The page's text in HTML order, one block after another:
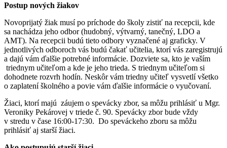
Postup nových žiakov
Novoprijatý žiak musí po príchode do školy zistiť na recepcii, kde
sa nachádza jeho odbor (hudobný, výtvarný, tanečný, LDO a
AMT). Na recepcii budú tieto odbory vyznačené aj graficky. V
jednotlivých odboroch vás budú čakať učitelia, ktorí vás zaregistrujú
a dajú vám ďalšie potrebné informácie. Dozviete sa, kto je vaším
triednym učiteľom a kde je jeho trieda. S triednym učiteľom si
dohodnete rozvrh hodín. Neskôr vám triedny učiteľ vysvetlí všetko
o zaplatení školného a povie vám ďalšie informácie o vyučovaní.
Žiaci, ktorí majú záujem o spevácky zbor, sa môžu prihlásiť u Mgr.
Veroniky Pekárovej v triede č. 90. Spevácky zbor bude vždy
v stredu v čase 16:00-17:30. Do speváckeho zboru sa môžu
prihlásiť aj starší žiaci.